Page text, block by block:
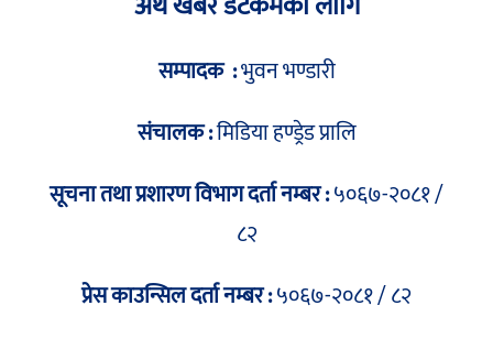
सम्पादक :भुवन भण्डारी
संचालक :मिडिया हण्ड्रेड प्रालि
सूचना तथा प्रशारण विभाग दर्ता नम्बर :५०६७-२०८१ /
८२
प्रेस काउन्सिल दर्ता नम्बर :५०६७-२०८१ / ८२